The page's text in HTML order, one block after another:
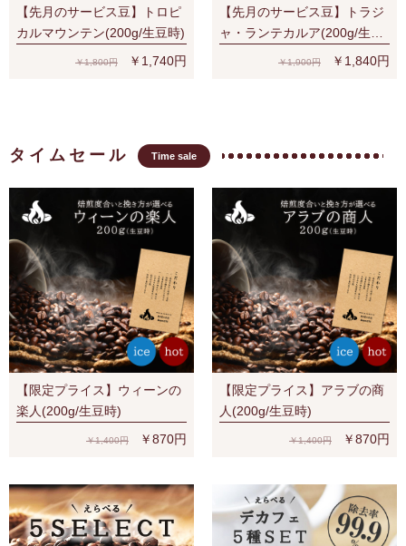
【先月のサービス豆】トロピ
カルマウンテン(200g/生豆時)
￥1,800円 ￥1,740円
【先月のサービス豆】トラジ
ャ・ランテカルア(200g/生豆
時)有機栽培コーヒー豆 無農
￥1,900円 ￥1,840円
タイムセール Time sale
【限定プライス】ウィーンの
楽人(200g/生豆時)
￥1,400円 ￥870円
【限定プライス】アラブの商
人(200g/生豆時)
￥1,400円 ￥870円